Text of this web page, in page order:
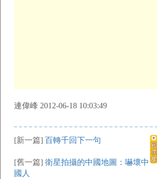
連偉峰 2012-06-18 10:03:49
[新一篇] 百轉千回下一句
[舊一篇] 衛星拍攝的中國地圖：嚇壞中
國人